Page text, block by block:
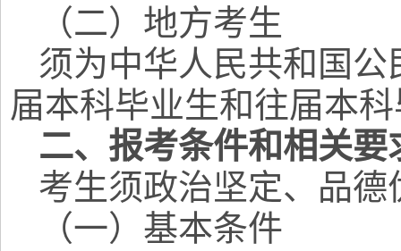
（二）地方考生
须为中华人民共和国
届本科毕业生和往届本
二、报考条件和相关要
考生须政治坚定、品
（一）基本条件